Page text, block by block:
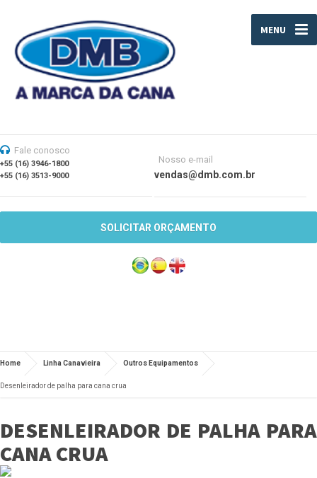
MENU
Fale conosco
+55 (16) 3946-1800
+55 (16) 3513-9000
Nosso e-mail
vendas@dmb.com.br
SOLICITAR ORÇAMENTO
Home Linha Canavieira Outros Equipamentos
Desenleirador de palha para cana crua
DESENLEIRADOR DE PALHA PARA
CANA CRUA